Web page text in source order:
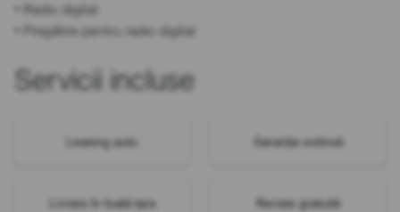
• Radio digital
• Pregătire pentru radio digital
Servicii incluse
Leasing auto Garanție extinsă
Livrare în toată țara Revizie gratuită